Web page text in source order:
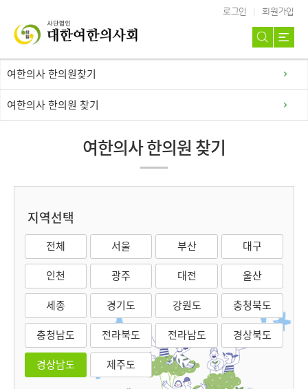
로그인 회원가입
여한의사 한의원찾기
여한의사 한의원 찾기
여한의사 한의원 찾기
지역선택
전체 서울 부산
대구
인천
광주 대전
울산
세종
경기도 강원도
충청북도
충청남도
전라북도 전라남도
경상북도
경상남도
제주도